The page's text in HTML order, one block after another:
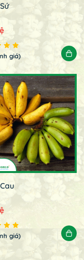
giá)
giá)